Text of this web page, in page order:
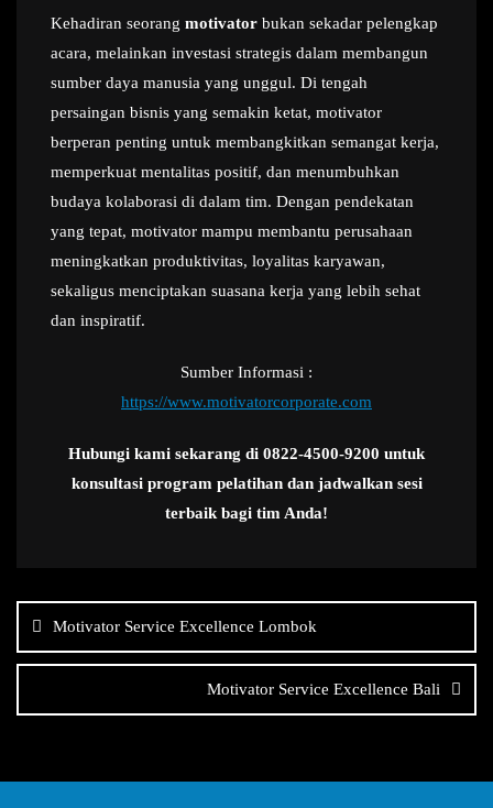
Kehadiran seorang motivator bukan sekadar pelengkap
acara, melainkan investasi strategis dalam membangun
sumber daya manusia yang unggul. Di tengah
persaingan bisnis yang semakin ketat, motivator
berperan penting untuk membangkitkan semangat kerja,
memperkuat mentalitas positif, dan menumbuhkan
budaya kolaborasi di dalam tim. Dengan pendekatan
yang tepat, motivator mampu membantu perusahaan
meningkatkan produktivitas, loyalitas karyawan,
sekaligus menciptakan suasana kerja yang lebih sehat
dan inspiratif.
Sumber Informasi :
https://www.motivatorcorporate.com
Hubungi kami sekarang di 0822-4500-9200 untuk
konsultasi program pelatihan dan jadwalkan sesi
terbaik bagi tim Anda!
posMotivator Service Excellence Lombok
Motivator Service Excellence Bali